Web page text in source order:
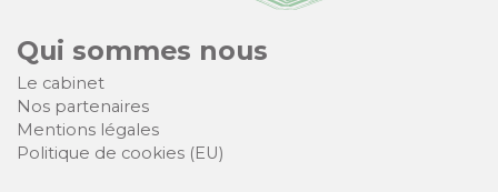
Qui sommes nous
Le cabinet
Nos partenaires
Mentions légales
Politique de cookies (EU)